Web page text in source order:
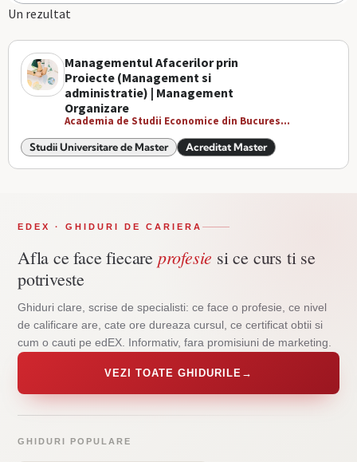
Un rezultat
Managementul Afacerilor prin
Proiecte (Management si
administratie) | Management
Organizare
Academia de Studii Economice din Bucures...
Studii Universitare de Master Acreditat Master
EDEX · GHIDURI DE CARIERA
Afla ce face fiecare profesie si ce curs ti se
potriveste
Ghiduri clare, scrise de specialisti: ce face o profesie, ce nivel
de calificare are, cate ore dureaza cursul, ce certificat obtii si
cum o cauti pe edEX. Informativ, fara promisiuni de marketing.
VEZI TOATE GHIDURILE →
GHIDURI POPULARE